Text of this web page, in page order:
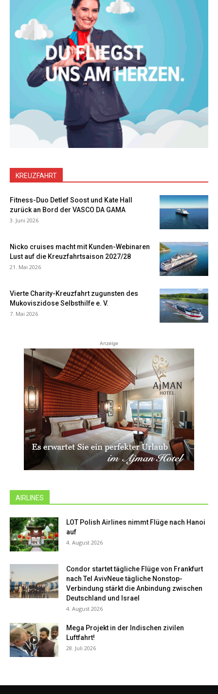
KREUZFAHRT
Fitness-Duo Detlef Soost und Kate Hall
zurück an Bord der VASCO DA GAMA
3. Juni 2026
Nicko cruises macht mit Kunden-Webinaren
Lust auf die Kreuzfahrtsaison 2027/28
21. Mai 2026
Vierte Charity-Kreuzfahrt zugunsten des
Mukoviszidose Selbsthilfe e. V.
7. Mai 2026
Anzeige
AIRLINES
LOT Polish Airlines nimmt Flüge nach Hanoi
auf
4. August 2026
Condor startet tägliche Flüge von Frankfurt
nach Tel AvivNeue tägliche Nonstop-
Verbindung stärkt die Anbindung zwischen
Deutschland und Israel
4. August 2026
Mega Projekt in der Indischen zivilen
Luftfahrt!
28. Juli 2026